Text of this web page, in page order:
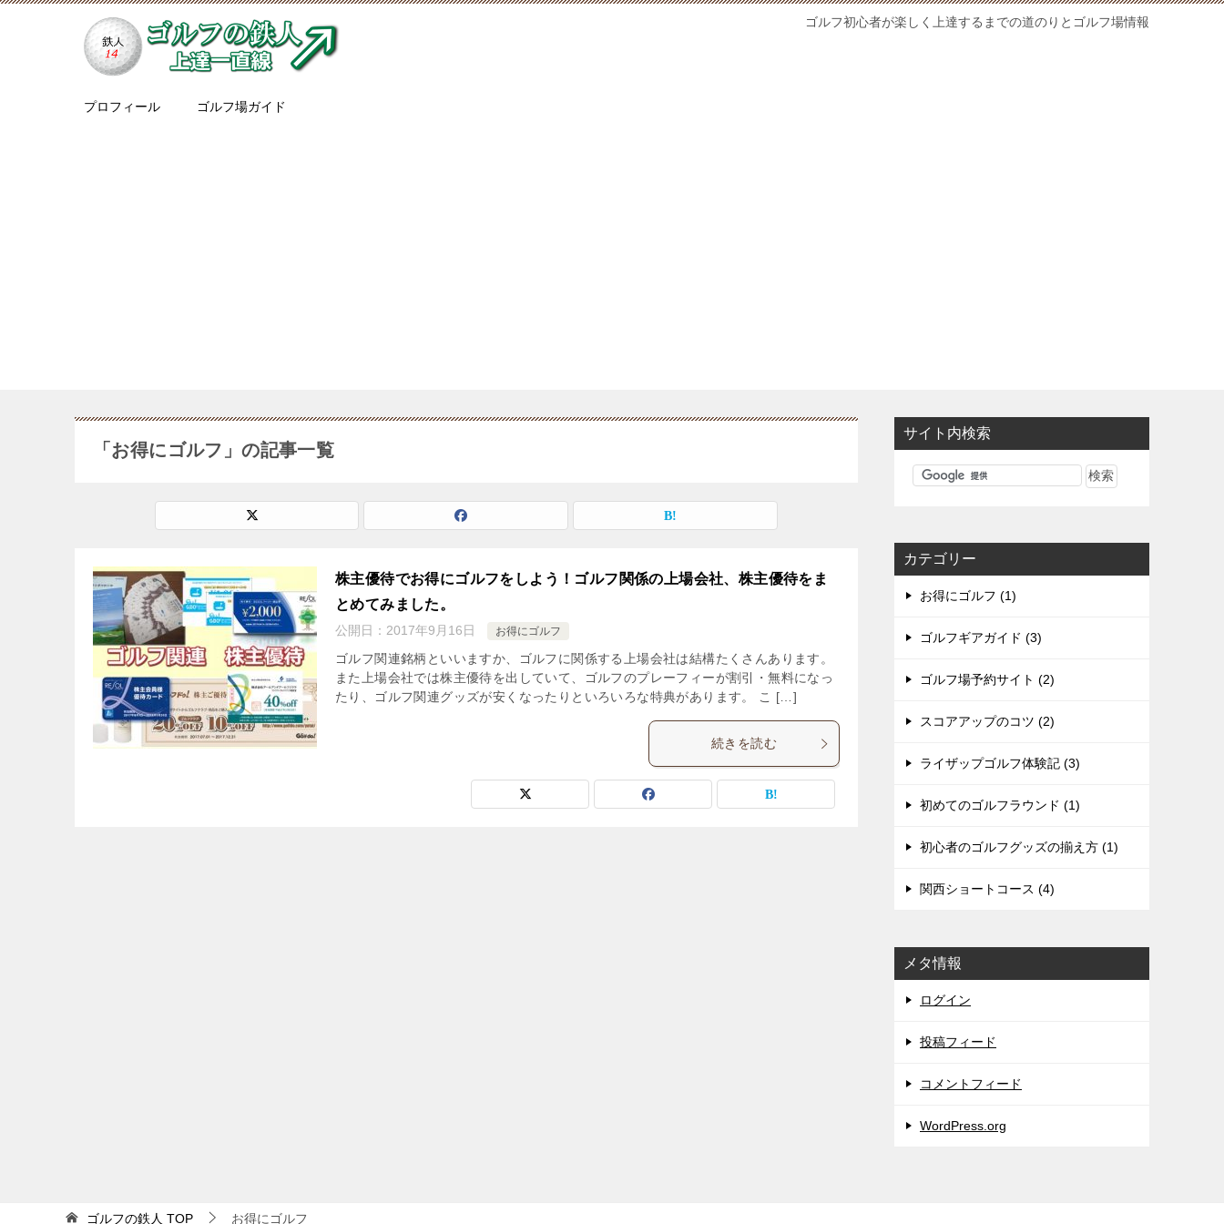
ゴルフ初心者が楽しく上達するまでの道のりとゴルフ場情報
プロフィール ゴルフ場ガイド
「お得にゴルフ」の記事一覧
株主優待でお得にゴルフをしよう！ゴルフ関係の上場会社、株主優待をま
とめてみました。
公開日： 2017年9月16日 お得にゴルフ
ゴルフ関連銘柄といいますか、ゴルフに関係する上場会社は結構たくさんあります。
また上場会社では株主優待を出していて、ゴルフのプレーフィーが割引・無料になっ
たり、ゴルフ関連グッズが安くなったりといろいろな特典があります。 こ […]
続きを読む
サイト内検索
カテゴリー
お得にゴルフ (1)
ゴルフギアガイド (3)
ゴルフ場予約サイト (2)
スコアアップのコツ (2)
ライザップゴルフ体験記 (3)
初めてのゴルフラウンド (1)
初心者のゴルフグッズの揃え方 (1)
関西ショートコース (4)
メタ情報
ログイン
投稿フィード
コメントフィード
WordPress.org
ゴルフの鉄人 TOP お得にゴルフ